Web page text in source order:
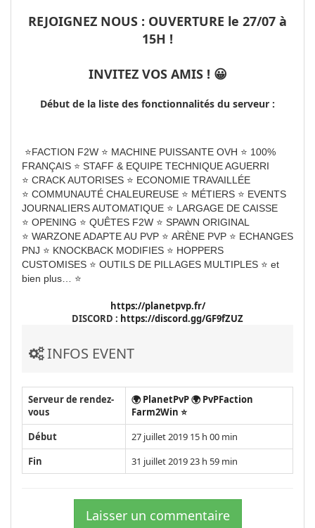
REJOIGNEZ NOUS : OUVERTURE le 27/07 à
15H !
INVITEZ VOS AMIS ! 😀
Début de la liste des fonctionnalités du serveur :
⭐FACTION F2W ⭐ MACHINE PUISSANTE OVH ⭐ 100%
FRANÇAIS ⭐ STAFF & EQUIPE TECHNIQUE AGUERRI
⭐ CRACK AUTORISES ⭐ ECONOMIE TRAVAILLÉE
⭐ COMMUNAUTÉ CHALEUREUSE ⭐ MÉTIERS ⭐ EVENTS
JOURNALIERS AUTOMATIQUE ⭐ LARGAGE DE CAISSE
⭐ OPENING ⭐ QUÊTES F2W ⭐ SPAWN ORIGINAL
⭐ WARZONE ADAPTE AU PVP ⭐ ARÈNE PVP ⭐ ECHANGES
PNJ ⭐ KNOCKBACK MODIFIES ⭐ HOPPERS
CUSTOMISES ⭐ OUTILS DE PILLAGES MULTIPLES ⭐ et
bien plus… ⭐
https://planetpvp.fr/
DISCORD : https://discord.gg/GF9fZUZ
INFOS EVENT
Serveur de rendez-
vous
🌍 PlanetPvP 🌍 PvPFaction
Farm2Win ⭐
Début
27 juillet 2019 15 h 00 min
Fin
31 juillet 2019 23 h 59 min
Laisser un commentaire